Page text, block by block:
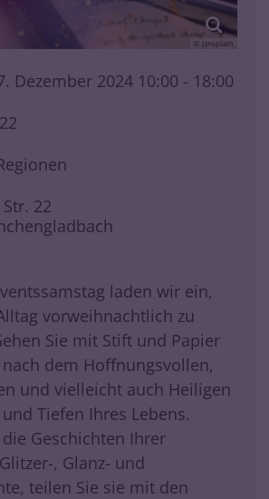
© Unsplash
Dezember 2024 10:00 - 18:00
22
laden wir ein,
vorweihnachtlich zu
Sie mit Stift und Papier
dem Hoffnungsvollen,
und vielleicht auch Heiligen
Tiefen Ihres Lebens.
Geschichten Ihrer
, Glanz- und
teilen Sie sie mit den